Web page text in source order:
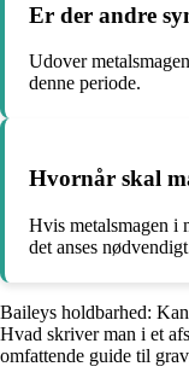
Er der andre
Udover
denne periode.
Hvornår skal
Hvis metalsmagen i
det anses
Baileys holdbarhed:
Hvad skriver man i et
omfattende guide til